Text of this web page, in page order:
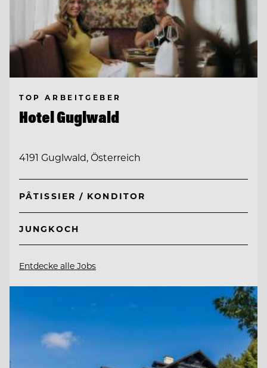
TOP ARBEITGEBER
Hotel Guglwald
4191 Guglwald, Österreich
PÂTISSIER / KONDITOR
JUNGKOCH
Entdecke alle Jobs